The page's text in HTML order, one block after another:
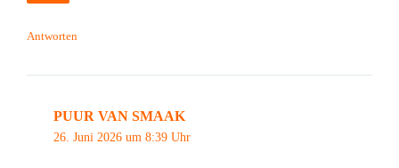
Antworten
PUUR VAN SMAAK
26. Juni 2026 um 8:39 Uhr